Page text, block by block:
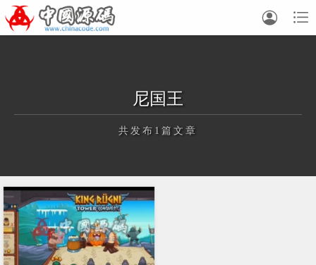


尼国王
共发布1篇文章
正在为您加载新内容